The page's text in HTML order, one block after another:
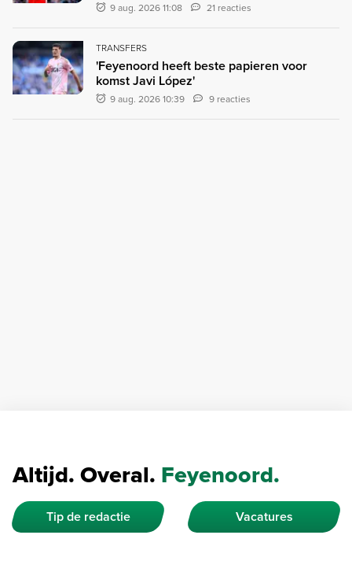
9 aug. 2026 11:08 21 reacties
TRANSFERS
'Feyenoord heeft beste papieren voor
komst Javi López'
9 aug. 2026 10:39 9 reacties
Altijd. Overal. Feyenoord.
Tip de redactie Vacatures